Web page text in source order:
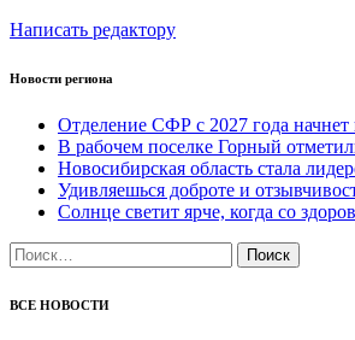
Написать редактору
Новости региона
Отделение СФР с 2027 года
В рабочем поселке Горный
Новосибирская область стала
Удивляешься доброте и
Солнце светит ярче, когда со
Найти:
ВСЕ НОВОСТИ